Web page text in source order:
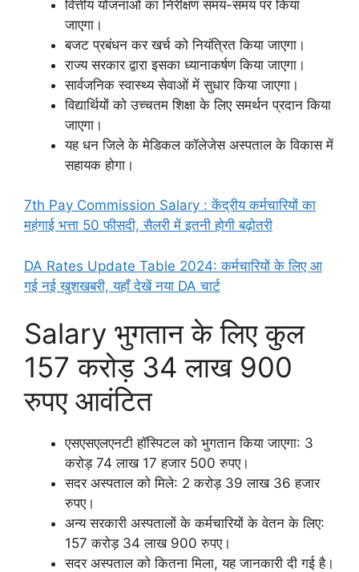
वित्तीय योजनाओं का निरीक्षण समय-समय पर किया
जाएगा।
बजट प्रबंधन कर खर्च को नियंत्रित किया जाएगा।
राज्य सरकार द्वारा इसका ध्यानाकर्षण किया जाएगा।
सार्वजनिक स्वास्थ्य सेवाओं में सुधार किया जाएगा।
विद्यार्थियों को उच्चतम शिक्षा के लिए समर्थन प्रदान किया
जाएगा।
यह धन जिले के मेडिकल कॉलेजेस अस्पताल के विकास में
सहायक होगा।
7th Pay Commission Salary : केंद्रीय कर्मचारियों का
महंगाई भत्ता 50 फीसदी, सैलरी में इतनी होगी बढ़ोतरी
DA Rates Update Table 2024: कर्मचारियों के लिए आ
गई नई खुशखबरी, यहाँ देखें नया DA चार्ट
Salary भुगतान के लिए कुल
157 करोड़ 34 लाख 900
रुपए आवंटित
एसएसएलएनटी हॉस्पिटल को भुगतान किया जाएगा: 3
करोड़ 74 लाख 17 हजार 500 रुपए।
सदर अस्पताल को मिले: 2 करोड़ 39 लाख 36 हजार
रुपए।
अन्य सरकारी अस्पतालों के कर्मचारियों के वेतन के लिए:
157 करोड़ 34 लाख 900 रुपए।
सदर अस्पताल को कितना मिला, यह जानकारी दी गई है।